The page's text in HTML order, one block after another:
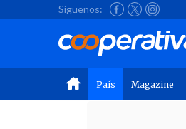
Síguenos:
País Magazine